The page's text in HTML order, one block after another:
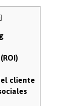
]
cliente